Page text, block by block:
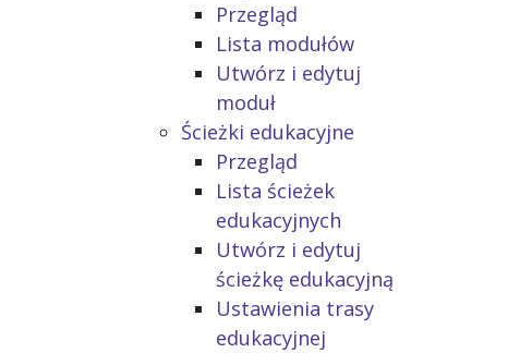
Przegląd
Lista modułów
Utwórz i edytuj
moduł
Ścieżki edukacyjne
Przegląd
Lista ścieżek
edukacyjnych
Utwórz i edytuj
ścieżkę edukacyjną
Ustawienia trasy
edukacyjnej